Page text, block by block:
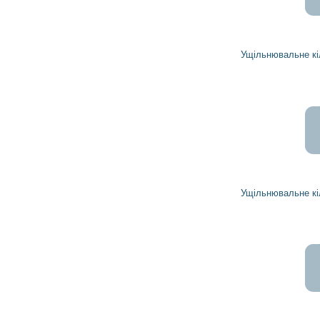
Ущільнювальне кільце 1971087 DELCO REMY
Ущільнювальне кільце 1971090 DELCO REMY